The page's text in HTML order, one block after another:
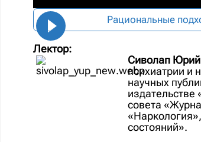
Рациональные
Лектор:
Сиволап
психиатрии и
научных
совета
состояний».